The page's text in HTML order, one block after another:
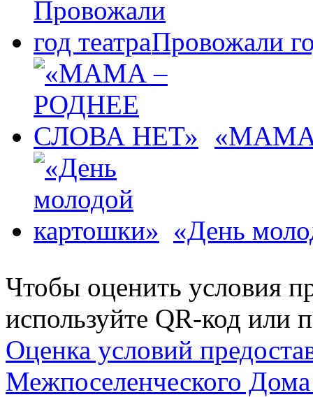
Провожали
«МАМА
«День
Чтобы оценить условия
используйте QR-код или
Оценка условий
Межпоселенческого